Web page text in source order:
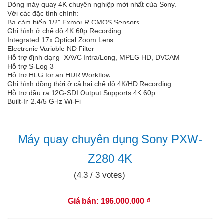
Dòng máy quay 4K chuyên nghiệp mới nhất của Sony.
Với các đặc tính chính:
Ba cảm biến 1/2" Exmor R CMOS Sensors
Ghi hình ở chế độ 4K 60p Recording
Integrated 17x Optical Zoom Lens
Electronic Variable ND Filter
Hỗ trợ định dạng XAVC Intra/Long, MPEG HD, DVCAM
Hỗ trợ S-Log 3
Hỗ trợ HLG for an HDR Workflow
Ghi hình đồng thời ở cả hai chế độ 4K/HD Recording
Hỗ trợ đầu ra 12G-SDI Output Supports 4K 60p
Built-In 2.4/5 GHz Wi-Fi
Máy quay chuyên dụng Sony PXW-
Z280 4K
(4.3 / 3 votes)
Giá bán: 196.000.000 ₫